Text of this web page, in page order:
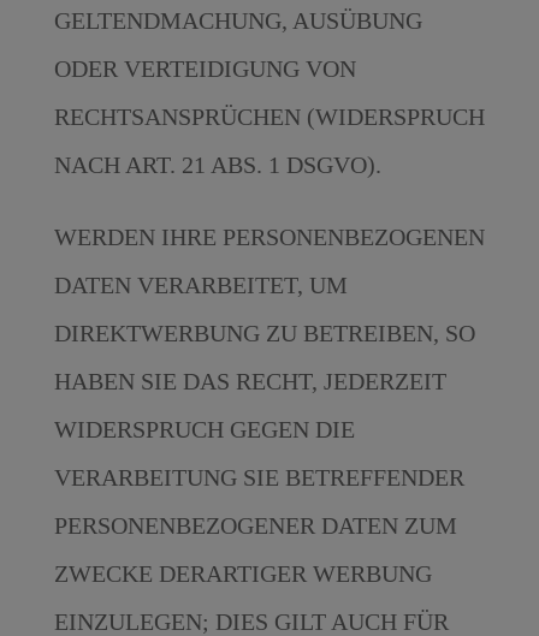
GELTENDMACHUNG, AUSÜBUNG
ODER VERTEIDIGUNG VON
RECHTSANSPRÜCHEN (WIDERSPRUCH
NACH ART. 21 ABS. 1 DSGVO).
WERDEN IHRE PERSONENBEZOGENEN
DATEN VERARBEITET, UM
DIREKTWERBUNG ZU BETREIBEN, SO
HABEN SIE DAS RECHT, JEDERZEIT
WIDERSPRUCH GEGEN DIE
VERARBEITUNG SIE BETREFFENDER
PERSONENBEZOGENER DATEN ZUM
ZWECKE DERARTIGER WERBUNG
EINZULEGEN; DIES GILT AUCH FÜR